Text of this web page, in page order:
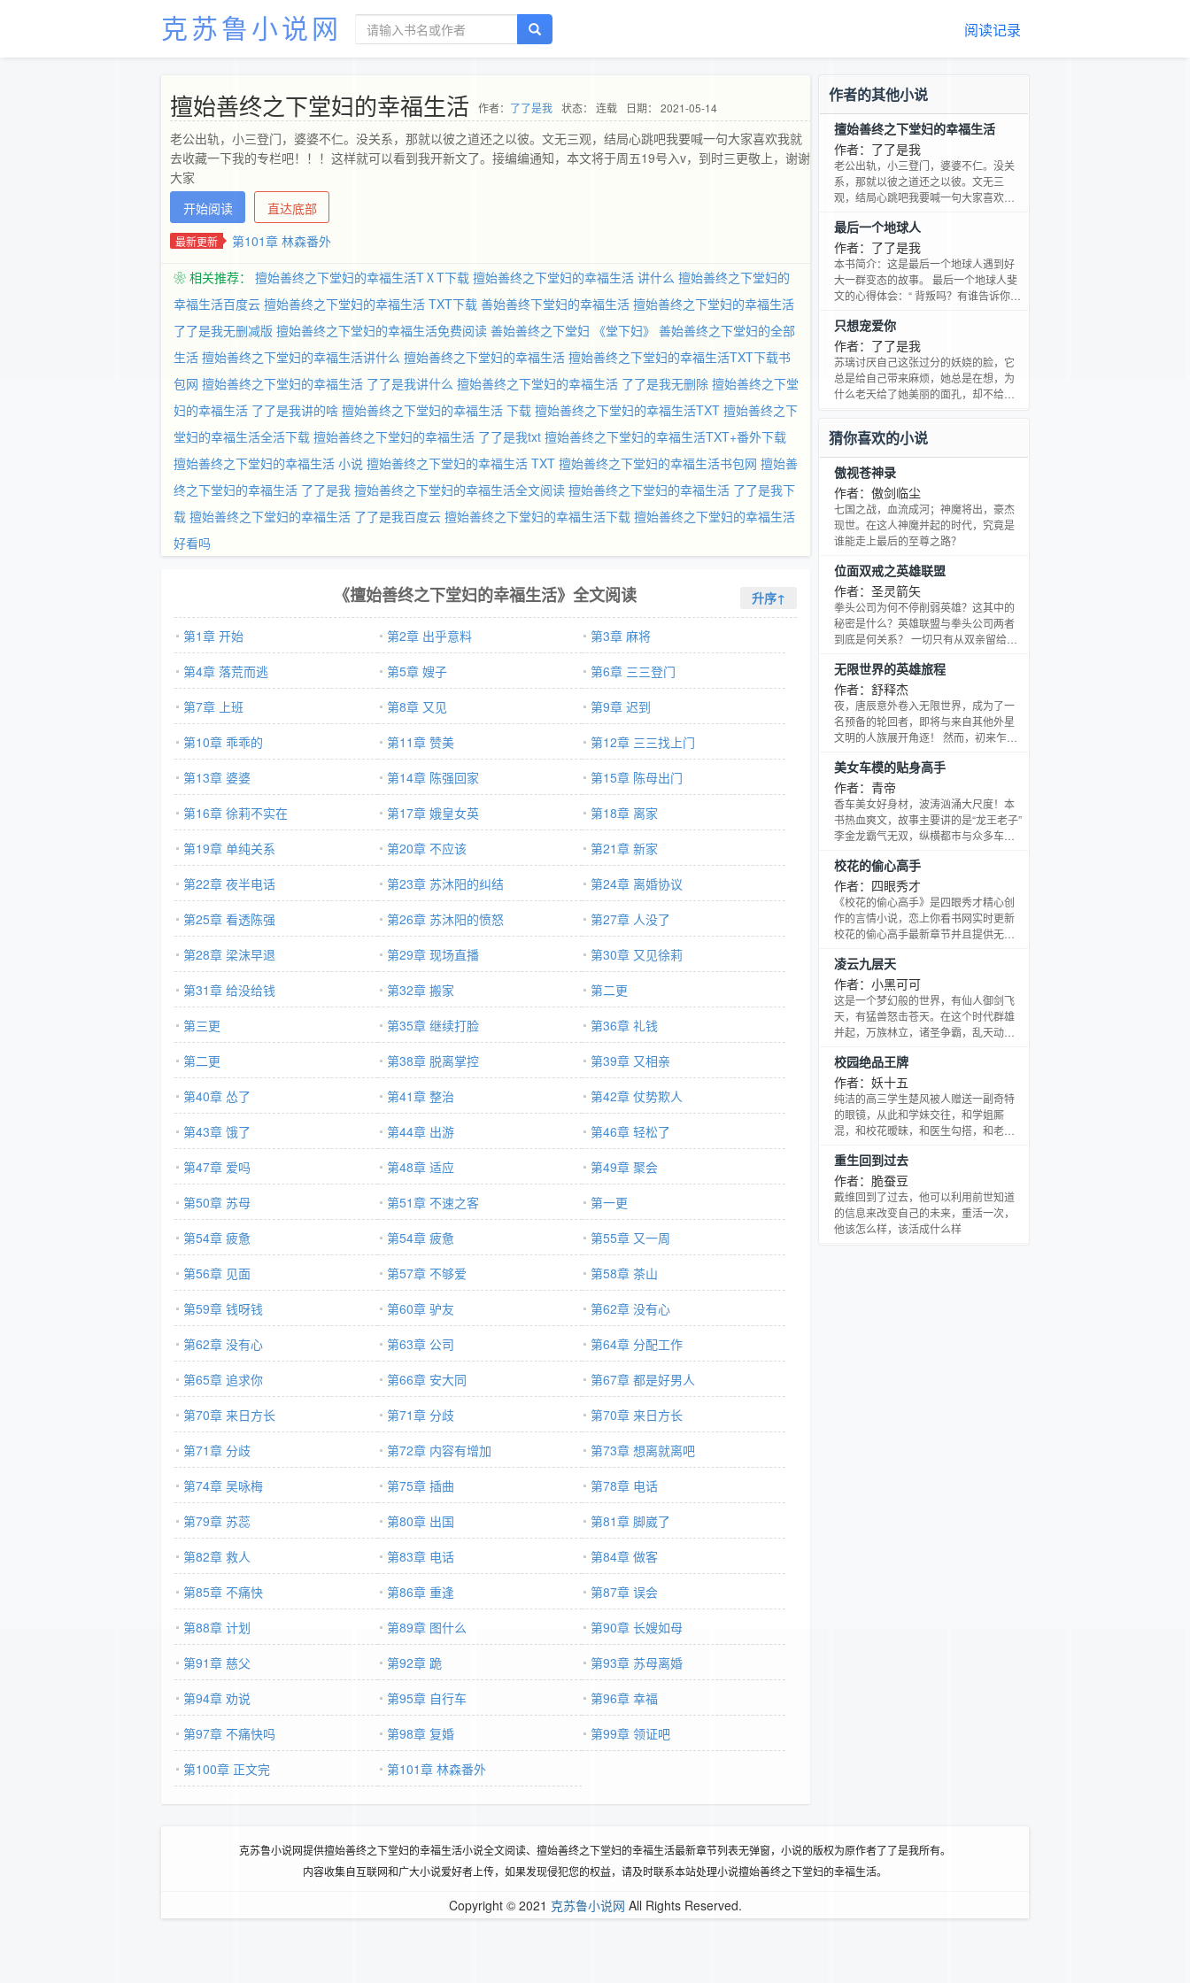
克苏鲁小说网 阅读记录
擅始善终之下堂妇的幸福生活 作者： 了了是我 状态： 连载 日期： 2021-05-14
老公出轨，小三登门，婆婆不仁。没关系，那就以彼之道还之以彼。文无三观，结局心跳吧我要喊一句大家喜欢我就
去收藏一下我的专栏吧！！！这样就可以看到我开新文了。接编编通知，本文将于周五19号入v，到时三更敬上，谢谢
大家
开始阅读
直达底部
最新更新 第101章 林森番外
❀ 相关推荐： 擅始善终之下堂妇的幸福生活TⅩT下载 擅始善终之下堂妇的幸福生活 讲什么 擅始善终之下堂妇的
幸福生活百度云 擅始善终之下堂妇的幸福生活 TXT下载 善始善终下堂妇的幸福生活 擅始善终之下堂妇的幸福生活
了了是我无删减版 擅始善终之下堂妇的幸福生活免费阅读 善始善终之下堂妇 《堂下妇》 善始善终之下堂妇的全部
生活 擅始善终之下堂妇的幸福生活讲什么 擅始善终之下堂妇的幸福生活 擅始善终之下堂妇的幸福生活TXT下载书
包网 擅始善终之下堂妇的幸福生活 了了是我讲什么 擅始善终之下堂妇的幸福生活 了了是我无删除 擅始善终之下堂
妇的幸福生活 了了是我讲的啥 擅始善终之下堂妇的幸福生活 下载 擅始善终之下堂妇的幸福生活TXT 擅始善终之下
堂妇的幸福生活全活下载 擅始善终之下堂妇的幸福生活 了了是我txt 擅始善终之下堂妇的幸福生活TXT+番外下载
擅始善终之下堂妇的幸福生活 小说 擅始善终之下堂妇的幸福生活 TXT 擅始善终之下堂妇的幸福生活书包网 擅始善
终之下堂妇的幸福生活 了了是我 擅始善终之下堂妇的幸福生活全文阅读 擅始善终之下堂妇的幸福生活 了了是我下
载 擅始善终之下堂妇的幸福生活 了了是我百度云 擅始善终之下堂妇的幸福生活下载 擅始善终之下堂妇的幸福生活
好看吗
《擅始善终之下堂妇的幸福生活》全文阅读 升序↑
第1章 开始 第2章 出乎意料
第3章 麻将
第4章 落荒而逃
第5章 嫂子
第6章 三三登门
第7章 上班
第8章 又见
第9章 迟到
第10章 乖乖的
第11章 赞美
第12章 三三找上门
第13章 婆婆
第14章 陈强回家
第15章 陈母出门
第16章 徐莉不实在
第17章 娥皇女英
第18章 离家
第19章 单纯关系
第20章 不应该
第21章 新家
第22章 夜半电话
第23章 苏沐阳的纠结
第24章 离婚协议
第25章 看透陈强
第26章 苏沐阳的愤怒
第27章 人没了
第28章 梁沫早退
第29章 现场直播
第30章 又见徐莉
第31章 给没给钱
第32章 搬家
第二更
第三更
第35章 继续打脸
第36章 礼钱
第二更
第38章 脱离掌控
第39章 又相亲
第40章 怂了
第41章 整治
第42章 仗势欺人
第43章 饿了
第44章 出游
第46章 轻松了
第47章 爱吗
第48章 适应
第49章 聚会
第50章 苏母
第51章 不速之客
第一更
第54章 疲惫
第54章 疲惫
第55章 又一周
第56章 见面
第57章 不够爱
第58章 茶山
第59章 钱呀钱
第60章 驴友
第62章 没有心
第62章 没有心
第63章 公司
第64章 分配工作
第65章 追求你
第66章 安大同
第67章 都是好男人
第70章 来日方长
第71章 分歧
第70章 来日方长
第71章 分歧
第72章 内容有增加
第73章 想离就离吧
第74章 吴咏梅
第75章 插曲
第78章 电话
第79章 苏蕊
第80章 出国
第81章 脚崴了
第82章 救人
第83章 电话
第84章 做客
第85章 不痛快
第86章 重逢
第87章 误会
第88章 计划
第89章 图什么
第90章 长嫂如母
第91章 慈父
第92章 跪
第93章 苏母离婚
第94章 劝说
第95章 自行车
第96章 幸福
第97章 不痛快吗
第98章 复婚
第99章 领证吧
第100章 正文完
第101章 林森番外
作者的其他小说
擅始善终之下堂妇的幸福生活
作者：了了是我
老公出轨，小三登门，婆婆不仁。没关
系，那就以彼之道还之以彼。文无三
观，结局心跳吧我要喊一句大家喜欢我
可以看到我开新文了。接编编通知，本
文将于周五19号入v，到时三更敬上，谢
谢大家
最后一个地球人
作者：了了是我
本书简介：这是最后一个地球人遇到好
大一群变态的故事。 最后一个地球人斐
文的心得体会：“ 背叛吗？有谁告诉你，
情第一个被推出去的就是地球人好不
好。 玛丽苏吗？啊呸……谁告诉你，最
后一个地球人就一定各种被爱，将一干
人等迷得五迷三道。不被伤了心就不错
了啊喂……” 文案无能，一切尽在文中。
故事 我的完
只想宠爱你
作者：了了是我
苏璃讨厌自己这张过分的妖娆的脸，它
总是给自己带来麻烦，她总是在想，为
什么老天给了她美丽的面孔，却不给她
人无法碰触的地方，自从见了苏璃，他
就总有一种要把她藏起来的冲动，他这
么想最后也这么做了……我要喊一句大
家喜欢我就去收藏一下我的专栏接编编
通知，本文将于周二12月22号入v，到
时三更敬上，谢谢大家
猜你喜欢的小说
傲视苍神录
作者：傲剑临尘
七国之战，血流成河；神魔将出，豪杰
现世。在这人神魔并起的时代，究竟是
谁能走上最后的至尊之路？
位面双戒之英雄联盟
作者：圣灵箭矢
拳头公司为何不停削弱英雄？这其中的
秘密是什么？英雄联盟与拳头公司两者
到底是何关系？ 一切只有从双亲留给自
位面双戒选中的宿主宿主可以在外位世
界用灵魂强袭将其灵魂拉至英雄联盟，
根据他的灵魂会显现出各种英雄，如果
他灵魂为邪恶，便会在紫色方显现。 在
这里他会忘记外位世界所有事情一心与
如果他的灵魂与邪恶相反，那么他便是
你的友方，被拉进
无限世界的英雄旅程
作者：舒释杰
夜，唐辰意外卷入无限世界，成为了一
名预备的轮回者，即将与来自其他外星
文明的人族展开角逐！ 然而，初来乍
完成首个世界任务后，就遭遇了巨大的
问题！ 他发现，自己面前陆续登场的新
人们，没有谁是普通存在，接二连三曝
光的身份，来头都不小！ 美国队长、钢
铁侠、黑寡妇、鹰眼、绿巨人、蜘蛛
人… “其实，我就是个跑龙套的吧！”看
着这些被主角光环附体
美女车模的贴身高手
作者：青帝
香车美女好身材，波涛汹涌大尺度！本
书热血爽文，故事主要讲的是“龙王老子”
李金龙霸气无双，纵横都市与众多车模
情义，江湖恩仇，看着不爽你抽我！
校花的偷心高手
作者：四眼秀才
《校花的偷心高手》是四眼秀才精心创
作的言情小说，恋上你看书网实时更新
校花的偷心高手最新章节并且提供无弹
评论，并不代表恋上你看书网赞同或者
支持校花的偷心高手读者的观点。
凌云九层天
作者：小黑可可
这是一个梦幻般的世界，有仙人御剑飞
天，有猛兽怒击苍天。在这个时代群雄
并起，万族林立，诸圣争霸，乱天动
校园绝品王牌
作者：妖十五
纯洁的高三学生楚风被人赠送一副奇特
的眼镜，从此和学妹交往，和学姐厮
混，和校花暧昧，和医生勾搭，和老师
去、XXOO没完没了！大家猜楚风的小身
板受得了吗？
重生回到过去
作者：脆蚕豆
戴维回到了过去，他可以利用前世知道
的信息来改变自己的未来，重活一次，
他该怎么样，该活成什么样
克苏鲁小说网提供擅始善终之下堂妇的幸福生活小说全文阅读、擅始善终之下堂妇的幸福生活最新章节列表无弹窗，小说的版权为原作者了了是我所有。
内容收集自互联网和广大小说爱好者上传，如果发现侵犯您的权益，请及时联系本站处理小说擅始善终之下堂妇的幸福生活。
Copyright © 2021 克苏鲁小说网 All Rights Reserved.